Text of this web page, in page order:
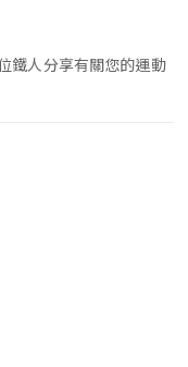
鐵人分享有關您的運動